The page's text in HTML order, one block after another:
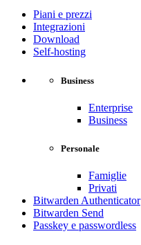
Piani e prezzi
Integrazioni
Download
Self-hosting
Business
Enterprise
Business
Personale
Famiglie
Privati
Bitwarden Authenticator
Bitwarden Send
Passkey e passwordless